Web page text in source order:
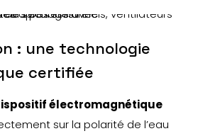
: une technologie
certifiée
électromagnétique
sur la polarité de l’eau